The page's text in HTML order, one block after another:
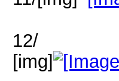
12/
[img]